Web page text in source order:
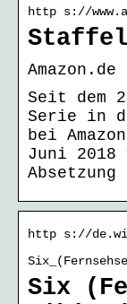
http s://
Staffel
Amazon.de
Seit dem
Serie in
bei
Juni 2018
http s://
Six